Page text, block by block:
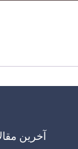
آخرین